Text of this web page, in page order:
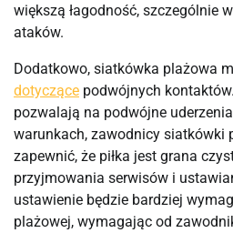
większą łagodność, szczególnie
ataków.
Dodatkowo, siatkówka plażowa
dotyczące podwójnych
pozwalają na podwójne
warunkach, zawodnicy siatkówki
zapewnić, że piłka jest grana
przyjmowania serwisów i
ustawienie będzie bardziej
plażowej, wymagając od